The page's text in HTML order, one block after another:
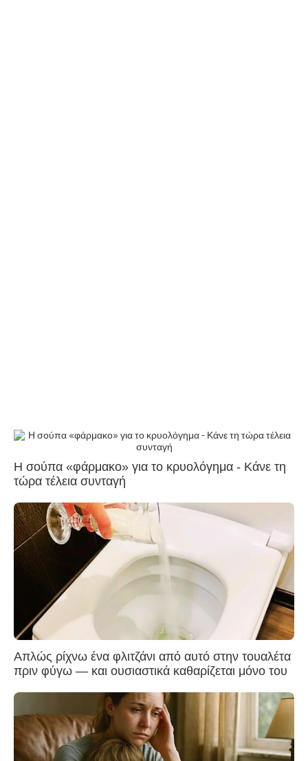
Η σούπα «φάρμακο» για το κρυολόγημα - Κάνε τη
τώρα τέλεια συνταγή
Απλώς ρίχνω ένα φλιτζάνι από αυτό στην τουαλέτα
πριν φύγω — και ουσιαστικά καθαρίζεται μόνο του